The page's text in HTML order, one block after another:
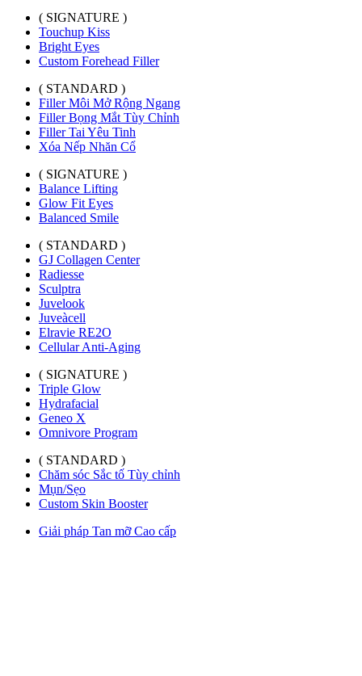
( SIGNATURE )
Touchup Kiss
Bright Eyes
Custom Forehead Filler
( STANDARD )
Filler Môi Mở Rộng Ngang
Filler Bọng Mắt Tùy Chỉnh
Filler Tai Yêu Tinh
Xóa Nếp Nhăn Cổ
( SIGNATURE )
Balance Lifting
Glow Fit Eyes
Balanced Smile
( STANDARD )
GJ Collagen Center
Radiesse
Sculptra
Juvelook
Juveàcell
Elravie RE2O
Cellular Anti-Aging
( SIGNATURE )
Triple Glow
Hydrafacial
Geneo X
Omnivore Program
( STANDARD )
Chăm sóc Sắc tố Tùy chỉnh
Mụn/Sẹo
Custom Skin Booster
Giải pháp Tan mỡ Cao cấp